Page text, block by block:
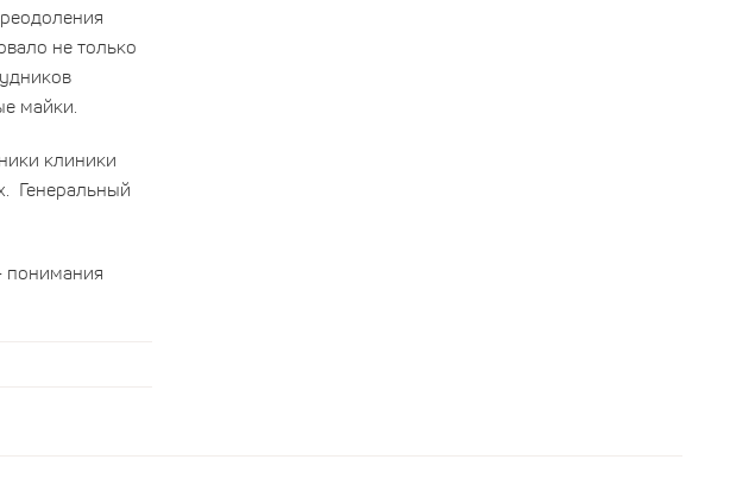
не только
майки.
клиники
Генеральный
понимания